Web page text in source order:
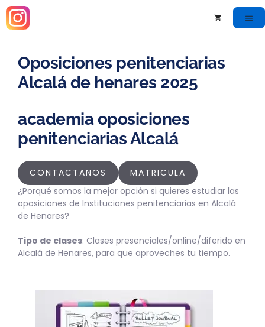
Oposiciones penitenciarias
Alcalá de henares 2025
academia oposiciones
penitenciarias Alcalá
CONTACTANOS
MATRICULA
¿Porqué somos la mejor opción si quieres estudiar las
oposiciones de Instituciones penitenciarias en Alcalá
de Henares?
Tipo de clases: Clases presenciales/online/diferido en
Alcalá de Henares, para que aproveches tu tiempo.